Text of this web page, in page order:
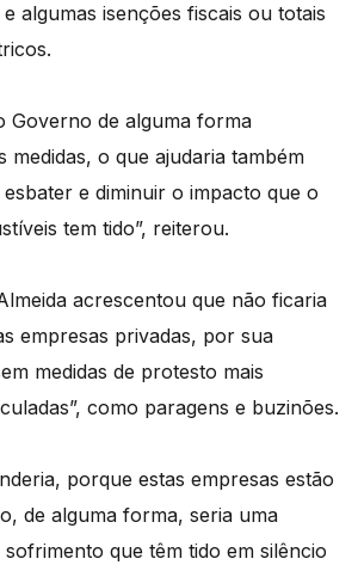
algumas isenções fiscais ou totais
Governo de alguma forma
medidas, o que ajudaria também
e diminuir o impacto que o
tem tido”, reiterou.
acrescentou que não ficaria
empresas privadas, por sua
medidas de protesto mais
como paragens e buzinões.
porque estas empresas estão
de alguma forma, seria uma
que têm tido em silêncio